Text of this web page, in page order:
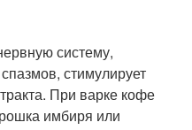
систему,
стимулирует
При варке кофе
имбиря или